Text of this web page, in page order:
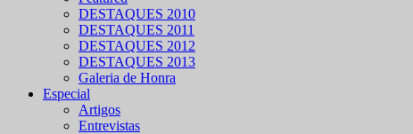
DESTAQUES 2010
DESTAQUES 2011
DESTAQUES 2012
DESTAQUES 2013
Galeria de Honra
Especial
Artigos
Entrevistas